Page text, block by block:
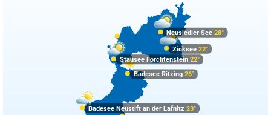
Badesee Neustift an der Lafnitz 23°
Badesee Ritzing26°
Neusiedler See 28°
Zicksee 22°
Stausee Forchtenstein22°